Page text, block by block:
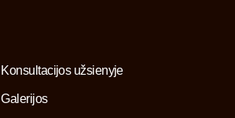
Konsultacijos užsienyje
Galerijos